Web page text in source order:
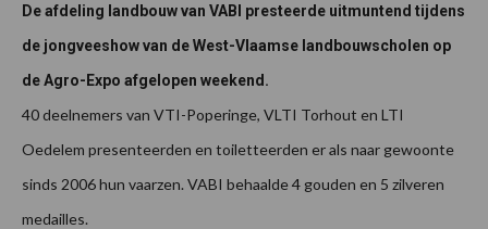
De afdeling landbouw van VABI presteerde uitmuntend tijdens
de jongveeshow van de West-Vlaamse landbouwscholen op
de Agro-Expo afgelopen weekend.
40 deelnemers van VTI-Poperinge, VLTI Torhout en LTI
Oedelem presenteerden en toiletteerden er als naar gewoonte
sinds 2006 hun vaarzen. VABI behaalde 4 gouden en 5 zilveren
medailles.